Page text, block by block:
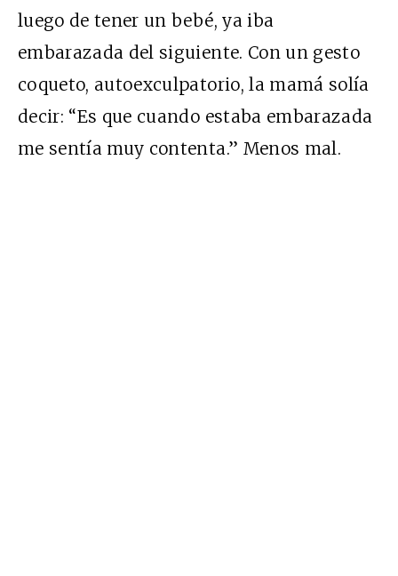
luego de tener un bebé, ya iba
embarazada del siguiente. Con un gesto
coqueto, autoexculpatorio, la mamá solía
decir: “Es que cuando estaba embarazada
me sentía muy contenta.” Menos mal.